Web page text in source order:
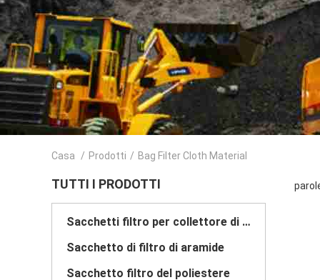
Casa / Prodotti / Bag Filter Cloth Material
TUTTI I PRODOTTI
Sacchetti filtro per collettore di polveri
Sacchetto di filtro di aramide
Sacchetto filtro del poliestere